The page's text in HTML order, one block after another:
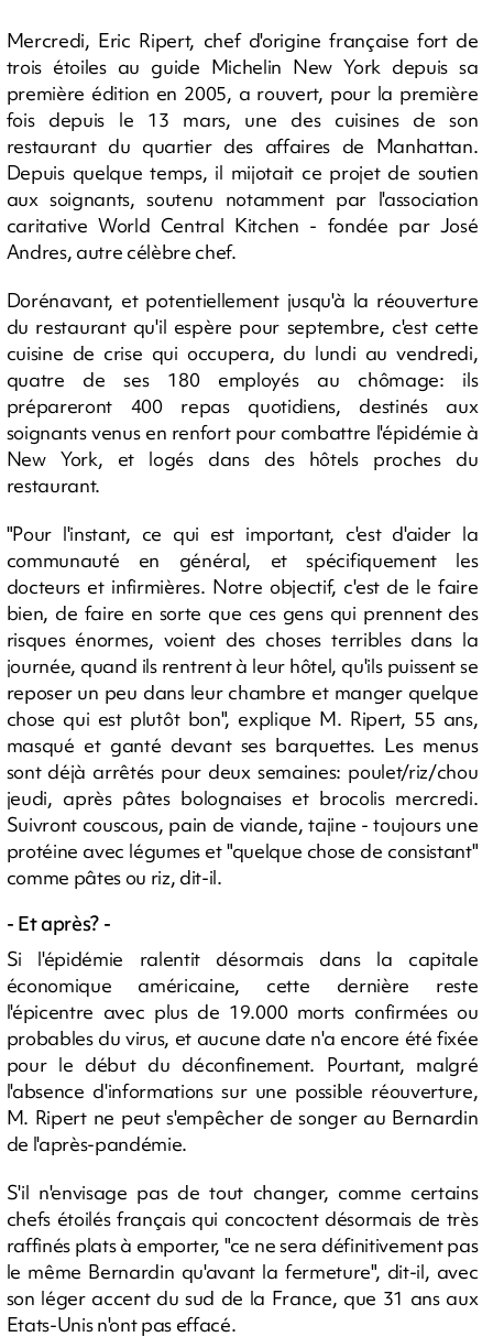
Mercredi, Eric Ripert, chef d'origine française fort de
trois étoiles au guide Michelin New York depuis sa
première édition en 2005, a rouvert, pour la première
fois depuis le 13 mars, une des cuisines de son
restaurant du quartier des affaires de Manhattan.
Depuis quelque temps, il mijotait ce projet de soutien
aux soignants, soutenu notamment par l'association
caritative World Central Kitchen - fondée par José
Andres, autre célèbre chef.
Dorénavant, et potentiellement jusqu'à la réouverture
du restaurant qu'il espère pour septembre, c'est cette
cuisine de crise qui occupera, du lundi au vendredi,
quatre de ses 180 employés au chômage: ils
prépareront 400 repas quotidiens, destinés aux
soignants venus en renfort pour combattre l'épidémie à
New York, et logés dans des hôtels proches du
restaurant.
"Pour l'instant, ce qui est important, c'est d'aider la
communauté en général, et spécifiquement les
docteurs et infirmières. Notre objectif, c'est de le faire
bien, de faire en sorte que ces gens qui prennent des
risques énormes, voient des choses terribles dans la
journée, quand ils rentrent à leur hôtel, qu'ils puissent se
reposer un peu dans leur chambre et manger quelque
chose qui est plutôt bon", explique M. Ripert, 55 ans,
masqué et ganté devant ses barquettes. Les menus
sont déjà arrêtés pour deux semaines: poulet/riz/chou
jeudi, après pâtes bolognaises et brocolis mercredi.
Suivront couscous, pain de viande, tajine - toujours une
protéine avec légumes et "quelque chose de consistant"
comme pâtes ou riz, dit-il.
- Et après? -
Si l'épidémie ralentit désormais dans la capitale
économique américaine, cette dernière reste
l'épicentre avec plus de 19.000 morts confirmées ou
probables du virus, et aucune date n'a encore été fixée
pour le début du déconfinement. Pourtant, malgré
l'absence d'informations sur une possible réouverture,
M. Ripert ne peut s'empêcher de songer au Bernardin
de l'après-pandémie.
S'il n'envisage pas de tout changer, comme certains
chefs étoilés français qui concoctent désormais de très
raffinés plats à emporter, "ce ne sera définitivement pas
le même Bernardin qu'avant la fermeture", dit-il, avec
son léger accent du sud de la France, que 31 ans aux
Etats-Unis n'ont pas effacé.